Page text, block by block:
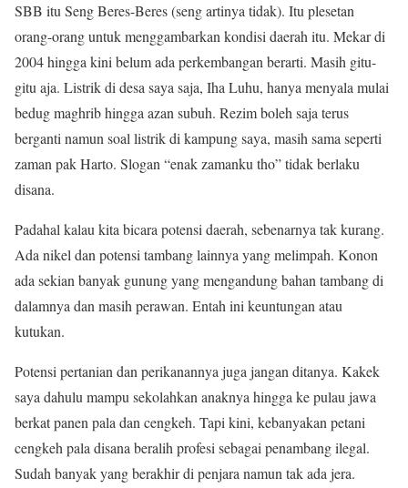
SBB itu Seng Beres-Beres (seng artinya tidak). Itu plesetan
orang-orang untuk menggambarkan kondisi daerah itu. Mekar di
2004 hingga kini belum ada perkembangan berarti. Masih gitu-
gitu aja. Listrik di desa saya saja, Iha Luhu, hanya menyala mulai
bedug maghrib hingga azan subuh. Rezim boleh saja terus
berganti namun soal listrik di kampung saya, masih sama seperti
zaman pak Harto. Slogan “enak zamanku tho” tidak berlaku
disana.
Padahal kalau kita bicara potensi daerah, sebenarnya tak kurang.
Ada nikel dan potensi tambang lainnya yang melimpah. Konon
ada sekian banyak gunung yang mengandung bahan tambang di
dalamnya dan masih perawan. Entah ini keuntungan atau
kutukan.
Potensi pertanian dan perikanannya juga jangan ditanya. Kakek
saya dahulu mampu sekolahkan anaknya hingga ke pulau jawa
berkat panen pala dan cengkeh. Tapi kini, kebanyakan petani
cengkeh pala disana beralih profesi sebagai penambang ilegal.
Sudah banyak yang berakhir di penjara namun tak ada jera.